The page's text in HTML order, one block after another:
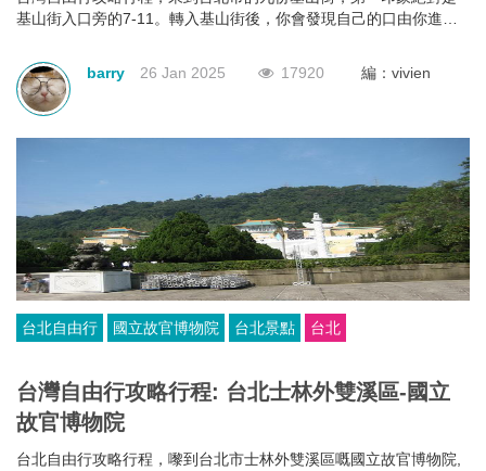
基山街入口旁的7-11。轉入基山街後，你會發現自己的口由你進入
上林立滿目的美食。有深坑烤臭豆腐、九份傳統魚丸、綜合魚丸
湯、紅糟素肉圓、花生卷、油蔥粿、芋仔粿等等。基山街絕對是追
求keep fit體態的人，特別是女士門的一大挑戰。
barry 26 Jan 2025 17920 編：vivien
台北自由行 國立故官博物院 台北景點 台北
台灣自由行攻略行程: 台北士林外雙溪區-國立
故官博物院
台北自由行攻略行程，嚟到台北市士林外雙溪區嘅國立故官博物院,